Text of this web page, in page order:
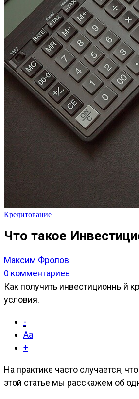
Кредитование
Что такое
Максим Фролов
0 комментариев
Как получить инвестиционный
условия.
-
Aa
+
На практике часто случается,
этой статье мы расскажем об